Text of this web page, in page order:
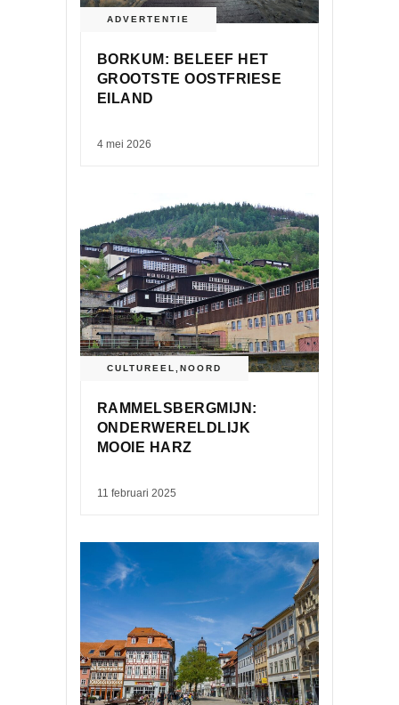
ADVERTENTIE
BORKUM: BELEEF HET
GROOTSTE OOSTFRIESE
EILAND
4 mei 2026
CULTUREEL NOORD
RAMMELSBERGMIJN:
ONDERWERELDLIJK
MOOIE HARZ
11 februari 2025